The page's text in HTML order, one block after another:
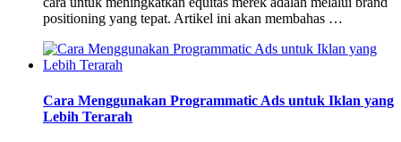
positioning yang tepat. Artikel ini akan membahas …
Cara Menggunakan Programmatic Ads untuk Iklan yang
Lebih Terarah